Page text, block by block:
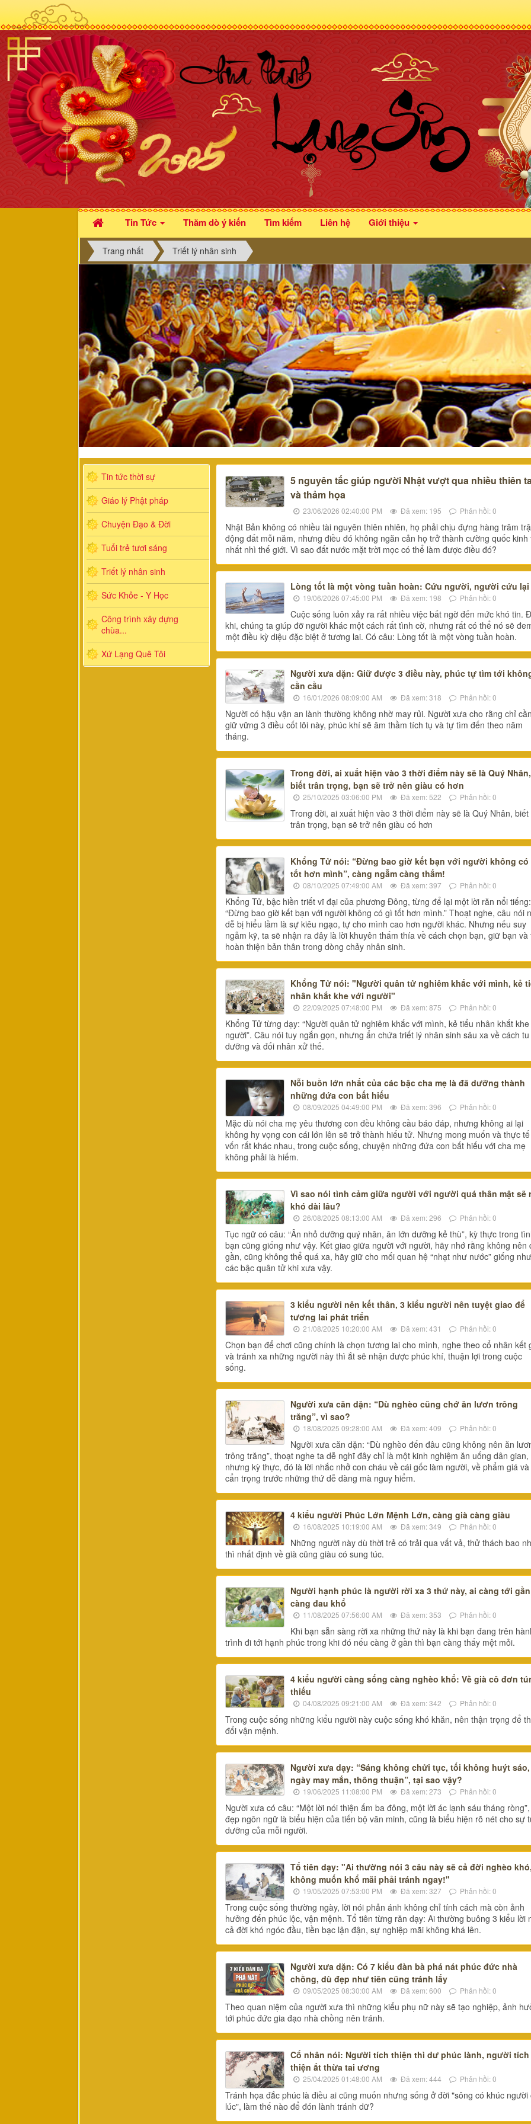
Tin Tức Thăm dò ý kiến Tìm kiếm Liên hệ Giới thiệu
Trang nhất Triết lý nhân sinh
5 nguyên tắc giúp người Nhật vượt qua nhiều thiên
và thảm họa
23/06/2026 02:40:00 PM Đã xem: 195 Phản hồi: 0
Nhật Bản không có nhiều tài nguyên thiên nhiên, họ phải chịu đựng hàng trăm
động đất mỗi năm, nhưng điều đó không ngăn cản họ trở thành cường quốc kinh
nhất nhì thế giới. Vì sao đất nước mặt trời mọc có thể làm được điều đó?
Lòng tốt là một vòng tuần hoàn: Cứu người, người cứu lại
19/06/2026 07:45:00 PM Đã xem: 198 Phản hồi: 0
Cuộc sống luôn xảy ra rất nhiều việc bất ngờ đến mức khó tin.
khi, chúng ta giúp đỡ người khác một cách rất tình cờ, nhưng rất có thể nó sẽ
một điều kỳ diệu đặc biệt ở tương lai. Có câu: Lòng tốt là một vòng tuần hoàn.
Người xưa dặn: Giữ được 3 điều này, phúc tự tìm tới
cần cầu
16/01/2026 08:09:00 AM Đã xem: 318 Phản hồi: 0
Người có hậu vận an lành thường không nhờ may rủi. Người xưa cho rằng chỉ cần
giữ vững 3 điều cốt lõi này, phúc khí sẽ âm thầm tích tụ và tự tìm đến theo năm
tháng.
Trong đời, ai xuất hiện vào 3 thời điểm này sẽ là Quý Nhân,
biết trân trọng, bạn sẽ trở nên giàu có hơn
25/10/2025 03:06:00 PM Đã xem: 522 Phản hồi: 0
Trong đời, ai xuất hiện vào 3 thời điểm này sẽ là Quý Nhân, biết
trân trọng, bạn sẽ trở nên giàu có hơn
Khổng Tử nói: “Đừng bao giờ kết bạn với người không có
tốt hơn mình”, càng ngẫm càng thấm!
08/10/2025 07:49:00 AM Đã xem: 397 Phản hồi: 0
Khổng Tử, bậc hiền triết vĩ đại của phương Đông, từng để lại một lời răn nổi tiếng:
“Đừng bao giờ kết bạn với người không có gì tốt hơn mình.” Thoạt nghe, câu nói
dễ bị hiểu lầm là sự kiêu ngạo, tự cho mình cao hơn người khác. Nhưng nếu suy
ngẫm kỹ, ta sẽ nhận ra đây là lời khuyên thấm thía về cách chọn bạn, giữ bạn và
hoàn thiện bản thân trong dòng chảy nhân sinh.
Khổng Tử nói: "Người quân tử nghiêm khắc với mình, kẻ
nhân khắt khe với người"
22/09/2025 07:48:00 PM Đã xem: 875 Phản hồi: 0
Khổng Tử từng dạy: “Người quân tử nghiêm khắc với mình, kẻ tiểu nhân khắt
người”. Câu nói tuy ngắn gọn, nhưng ẩn chứa triết lý nhân sinh sâu xa về cách tu
dưỡng và đối nhân xử thế.
Nỗi buồn lớn nhất của các bậc cha mẹ là đã dưỡng thành
những đứa con bất hiếu
08/09/2025 04:49:00 PM Đã xem: 396 Phản hồi: 0
Mặc dù nói cha mẹ yêu thương con đều không cầu báo đáp, nhưng không ai lại
không hy vọng con cái lớn lên sẽ trở thành hiếu tử. Nhưng mong muốn và thực tế
vốn rất khác nhau, trong cuộc sống, chuyện những đứa con bất hiếu với cha mẹ
không phải là hiếm.
Vì sao nói tình cảm giữa người với người quá thân mật sẽ
khó dài lâu?
26/08/2025 08:13:00 AM Đã xem: 296 Phản hồi: 0
Tục ngữ có câu: “Ân nhỏ dưỡng quý nhân, ân lớn dưỡng kẻ thù”, kỳ thực trong
bạn cũng giống như vậy. Kết giao giữa người với người, hãy nhớ rằng không nên
gần, cũng không thể quá xa, hãy giữ cho mối quan hệ “nhạt như nước” giống như
các bậc quân tử khi xưa vậy.
3 kiểu người nên kết thân, 3 kiểu người nên tuyệt giao để
tương lai phát triển
21/08/2025 10:20:00 AM Đã xem: 431 Phản hồi: 0
Chọn bạn để chơi cũng chính là chọn tương lai cho mình, nghe theo cổ nhân kết
và tránh xa những người này thì ắt sẽ nhận được phúc khí, thuận lợi trong cuộc
sống.
Người xưa căn dặn: “Dù nghèo cũng chớ ăn lươn trông
trăng”, vì sao?
18/08/2025 09:28:00 AM Đã xem: 409 Phản hồi: 0
Người xưa căn dặn: “Dù nghèo đến đâu cũng không nên ăn
trông trăng”, thoạt nghe ta dễ nghĩ đây chỉ là một kinh nghiệm ăn uống dân gian,
nhưng kỳ thực, đó là lời nhắc nhở con cháu về cái gốc làm người, về phẩm giá
cẩn trọng trước những thứ dễ dàng mà nguy hiểm.
4 kiểu người Phúc Lớn Mệnh Lớn, càng già càng giàu
16/08/2025 10:19:00 AM Đã xem: 349 Phản hồi: 0
Những người này dù thời trẻ có trải qua vất vả, thử thách bao
thì nhất định về già cũng giàu có sung túc.
Người hạnh phúc là người rời xa 3 thứ này, ai càng tới gần
càng đau khổ
11/08/2025 07:56:00 AM Đã xem: 353 Phản hồi: 0
Khi bạn sẵn sàng rời xa những thứ này là khi bạn đang trên
trình đi tới hạnh phúc trong khi đó nếu càng ở gần thì bạn càng thấy mệt mỏi.
4 kiểu người càng sống càng nghèo khổ: Về già cô đơn
thiếu
04/08/2025 09:21:00 AM Đã xem: 342 Phản hồi: 0
Trong cuộc sống những kiểu người này cuộc sống khó khăn, nên thận trọng để
đổi vận mệnh.
Người xưa dạy: “Sáng không chửi tục, tối không huýt
ngày may mắn, thông thuận”, tại sao vậy?
19/06/2025 11:08:00 PM Đã xem: 273 Phản hồi: 0
Người xưa có câu: “Một lời nói thiện ấm ba đông, một lời ác lạnh sáu tháng
đẹp ngôn ngữ là biểu hiện của tiến bộ văn minh, cũng là biểu hiện rõ nét cho sự
dưỡng của mỗi người.
Tổ tiên dạy: "Ai thường nói 3 câu này sẽ cả đời nghèo khó,
không muốn khổ mãi phải tránh ngay!"
19/05/2025 07:53:00 PM Đã xem: 327 Phản hồi: 0
Trong cuộc sống thường ngày, lời nói phản ánh không chỉ tính cách mà còn ảnh
hưởng đến phúc lộc, vận mệnh. Tổ tiên từng răn dạy: Ai thường buông 3 kiểu lời
cả đời khó ngóc đầu, tiền bạc lận đận, sự nghiệp mãi không khá lên.
Người xưa dặn: Có 7 kiểu đàn bà phá nát phúc đức nhà
chồng, dù đẹp như tiên cũng tránh lấy
09/05/2025 08:30:00 AM Đã xem: 600 Phản hồi: 0
Theo quan niệm của người xưa thì những kiểu phụ nữ này sẽ tạo nghiệp, ảnh
tới phúc đức gia đạo nhà chồng nên tránh.
Cổ nhân nói: Người tích thiện thì dư phúc lành, người tích
thiện ắt thừa tai ương
25/04/2025 01:48:00 AM Đã xem: 444 Phản hồi: 0
Tránh họa đắc phúc là điều ai cũng muốn nhưng sống ở đời "sông có khúc người
lúc", làm thế nào để đón lành tránh dữ?
Tin tức thời sự
Giáo lý Phật pháp
Chuyện Đạo & Đời
Tuổi trẻ tươi sáng
Triết lý nhân sinh
Sức Khỏe - Y Học
Công trình xây dựng
chùa...
Xứ Lạng Quê Tôi